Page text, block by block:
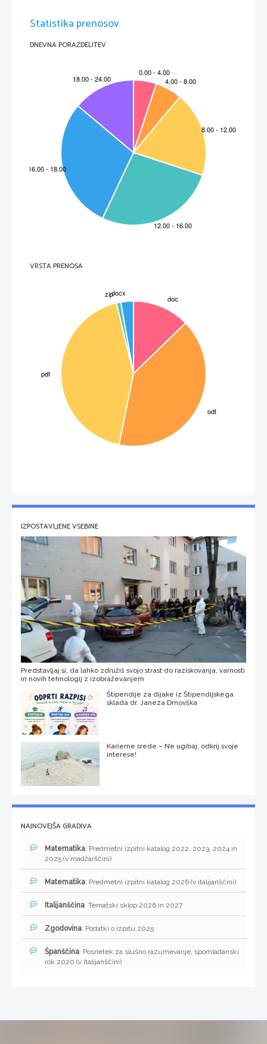
Statistika prenosov
DNEVNA PORAZDELITEV
VRSTA PRENOSA
IZPOSTAVLJENE VSEBINE
Predstavljaj si, da lahko združiš svojo strast do raziskovanja, varnosti
in novih tehnologij z izobraževanjem
Štipendije za dijake iz Štipendijskega
sklada dr. Janeza Drnovška
Karierne srede – Ne ugibaj, odkrij svoje
interese!
NAJNOVEJŠA GRADIVA
Matematika: Predmetni izpitni katalog 2022, 2023, 2024 in
2025 (v madžarščini)
Matematika: Predmetni izpitni katalog 2026 (v italijanščini)
Italijanščina: Tematski sklop 2026 in 2027
Zgodovina: Podatki o izpitu 2025
Španščina: Posnetek za slušno razumevanje, spomladanski
rok 2020 (v italijanščini)